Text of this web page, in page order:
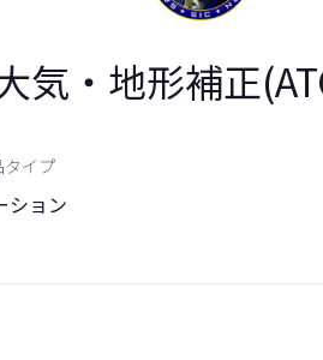
気・地形補正
タイプ
ション